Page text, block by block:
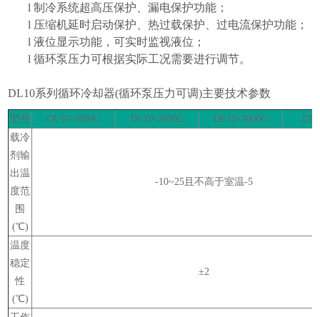
l 制冷系统超高压保护、漏电保护功能；
l 压缩机延时启动保护、热过载保护、过电流保护功能；
l 液位显示功能，可实时监视液位；
l 循环泵压力可根据实际工况需要进行调节。
DL10系列循环冷却器(循环泵压力可调)主要技术参数
型号 DL10-1000G DL10-2000G DL10-3000G
载冷
剂输
出温
度范
围
(℃)
-10~25 且不高于室温-5
温度
稳定
性
(℃)
±2